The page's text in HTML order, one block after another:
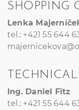
SHOPPING
Lenka
tel.: +421 55 644
Ing. Daniel Fitz
tel.: +421 55 644